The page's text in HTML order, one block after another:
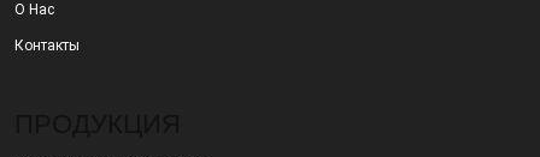
О Нас
Контакты